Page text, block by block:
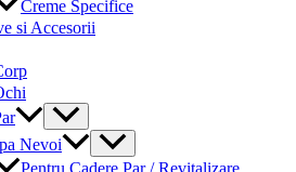
Creme Specifice
si Accesorii
Menu
Toggle
Nevoi
Menu
Toggle